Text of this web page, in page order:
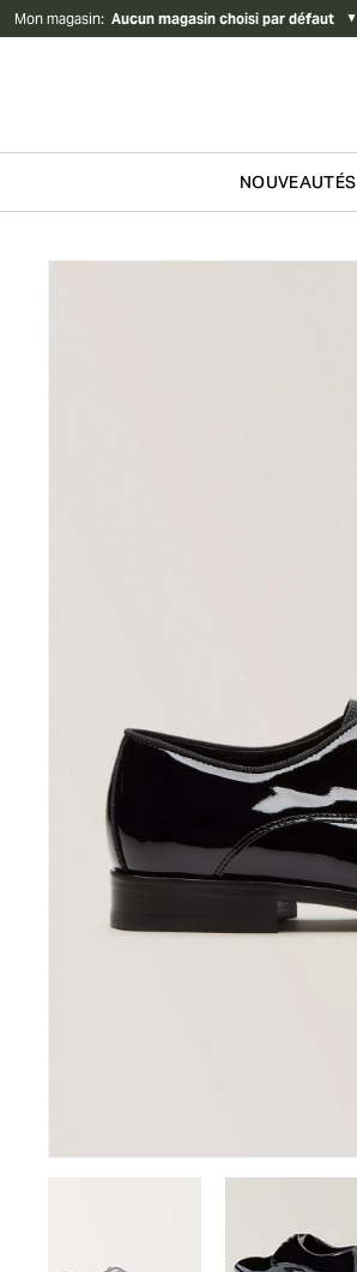
Mon magasin: Aucun magasin choisi par défaut ▼
NOUVEAUTÉS